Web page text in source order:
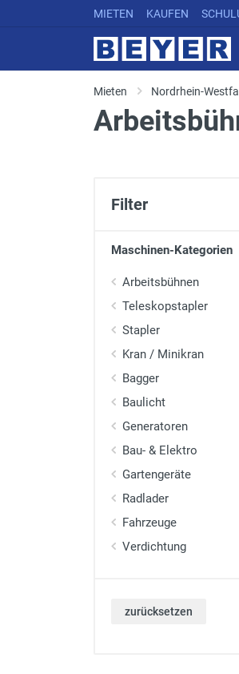
MIETEN KAUFEN
Mieten Nordrhein-
Filter
Maschinen-Kategorien
Arbeitsbühnen
Teleskopstapler
Stapler
Kran / Minikran
Bagger
Baulicht
Generatoren
Bau- & Elektro
Gartengeräte
Radlader
Fahrzeuge
Verdichtung
zurücksetzen